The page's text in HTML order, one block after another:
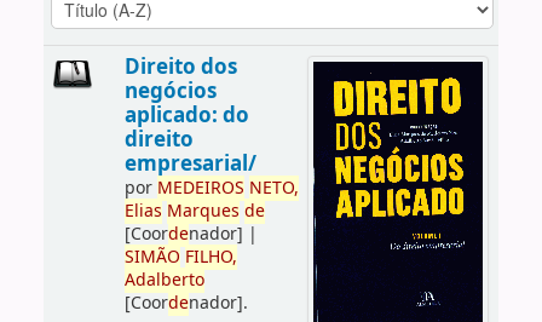
Direito dos
negócios
aplicado: do
direito
empresarial/
por MEDEIROS NETO,
Elias Marques de
[Coordenador] |
SIMÃO FILHO,
Adalberto
[Coordenador].